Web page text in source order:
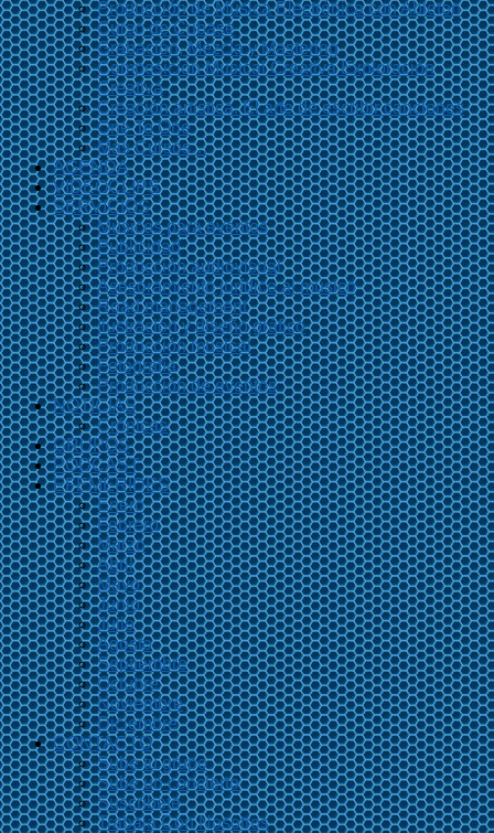
Producción de Música Electrónica con Ableton
Curso de Cubase
Grabación, Mezcla y Mastering
Composición Musical Creativa Exploración
Creativa
Creación artística. El arte de escribir canciones
One To One
Más Cursos…
AGENDA
VIDEOCLIPS
SERVICIOS
Músicos para eventos
Publicidad
Producción audiovisual
Asesoramiento jurídico al músico
Road management
Ilustración y diseño gráfico
Producción musical
Fotografía
Producción de eventos
NOTICIAS
Crónicas
GRUPOS
PODCAST
EFEMÉRIDES
Enero
Febrero
Marzo
Abril
Mayo
Junio
Julio
Agosto
Septiembre
Octubre
Noviembre
Diciembre
CONTACTO
Sube tu grupo
Sube un concierto
Suscríbete
Trabaja Con Nosotros